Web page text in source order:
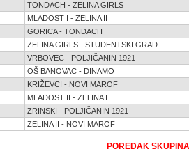
TONDACH - ZELINA GIRLS
MLADOST I - ZELINA II
GORICA - TONDACH
ZELINA GIRLS - STUDENTSKI GRAD
VRBOVEC - POLJIČANIN 1921
OŠ BANOVAC - DINAMO
KRIŽEVCI -.NOVI MAROF
MLADOST II - ZELINA I
ZRINSKI - POLJIČANIN 1921
ZELINA II - NOVI MAROF
POREDAK